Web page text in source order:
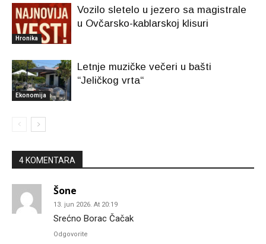
Hronika
Vozilo sletelo u jezero sa magistrale
u Ovčarsko-kablarskoj klisuri
Ekonomija
Letnje muzičke večeri u bašti
“Jeličkog vrta“
4 KOMENTARA
Šone
13. jun 2026. At 20:19
Srećno Borac Čačak
Odgovorite